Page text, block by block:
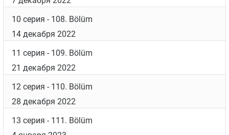
5 серия
- 103. Bölüm
9 ноября 2022
6 серия
- 104. Bölüm
16 ноября 2022
7 серия
- 105. Bölüm
23 ноября 2022
8 серия
- 106. Bölüm
30 ноября 2022